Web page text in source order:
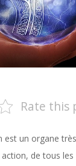
Rate this
est un organe
de tous